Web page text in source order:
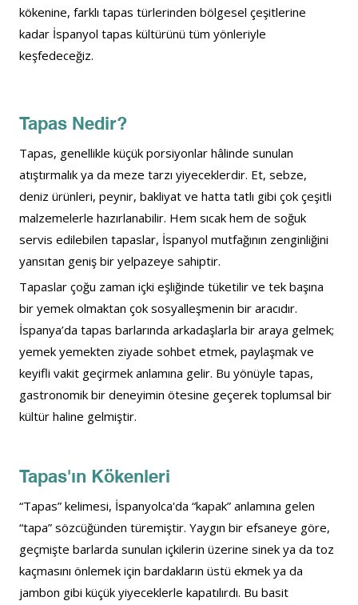
kökenine, farklı tapas türlerinden bölgesel çeşitlerine
kadar İspanyol tapas kültürünü tüm yönleriyle
keşfedeceğiz.
Tapas Nedir?
Tapas, genellikle küçük porsiyonlar hâlinde sunulan
atıştırmalık ya da meze tarzı yiyeceklerdir. Et, sebze,
deniz ürünleri, peynir, bakliyat ve hatta tatlı gibi çok çeşitli
malzemelerle hazırlanabilir. Hem sıcak hem de soğuk
servis edilebilen tapaslar, İspanyol mutfağının zenginliğini
yansıtan geniş bir yelpazeye sahiptir.
Tapaslar çoğu zaman içki eşliğinde tüketilir ve tek başına
bir yemek olmaktan çok sosyalleşmenin bir aracıdır.
İspanya’da tapas barlarında arkadaşlarla bir araya gelmek;
yemek yemekten ziyade sohbet etmek, paylaşmak ve
keyifli vakit geçirmek anlamına gelir. Bu yönüyle tapas,
gastronomik bir deneyimin ötesine geçerek toplumsal bir
kültür haline gelmiştir.
Tapas'ın Kökenleri
“Tapas” kelimesi, İspanyolca'da “kapak” anlamına gelen
“tapa” sözcüğünden türemiştir. Yaygın bir efsaneye göre,
geçmişte barlarda sunulan içkilerin üzerine sinek ya da toz
kaçmasını önlemek için bardakların üstü ekmek ya da
jambon gibi küçük yiyeceklerle kapatılırdı. Bu basit